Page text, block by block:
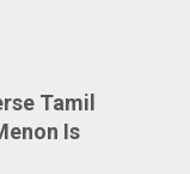
Tamil
Is